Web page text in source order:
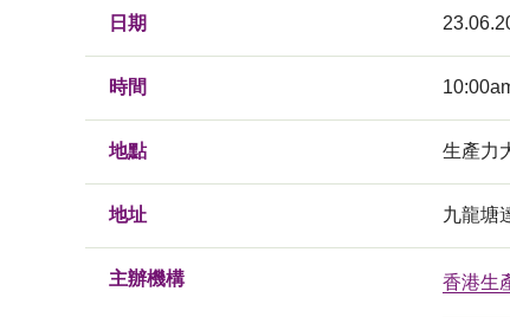
日期
時間
地點 生產力
地址 九龍塘
主辦機構 香港生